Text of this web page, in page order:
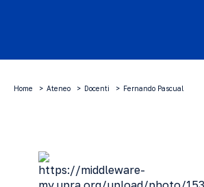
Home Ateneo Docenti Fernando Pascual